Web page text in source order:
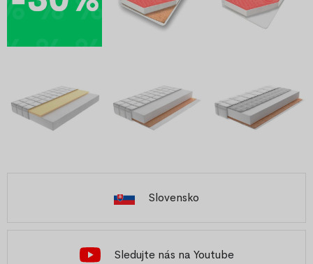
Slovensko
Sledujte nás na Youtube